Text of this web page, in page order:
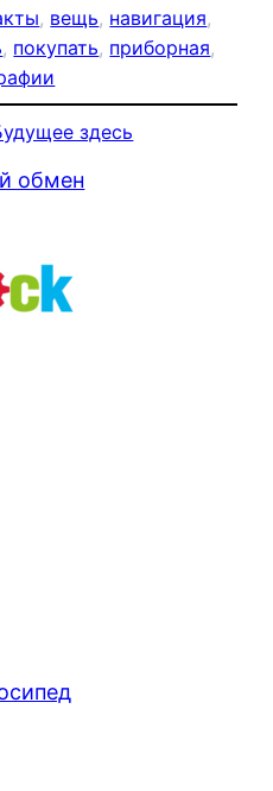
, вещь, навигация
, покупать, приборная
здесь
обмен